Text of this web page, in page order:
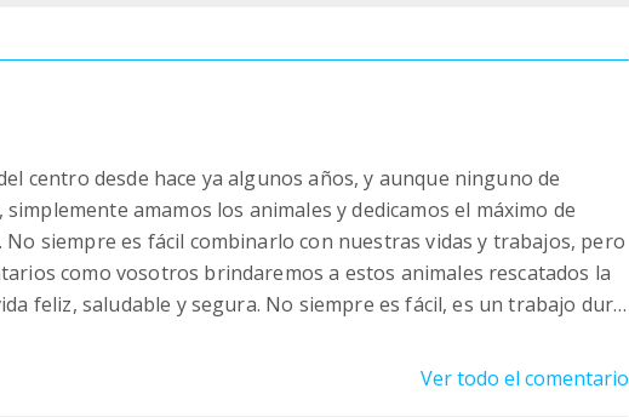
centro desde hace ya algunos años, y aunque ninguno de
amamos los animales y dedicamos el máximo de
siempre es fácil combinarlo con nuestras vidas y trabajos, pero
como vosotros brindaremos a estos animales rescatados la
feliz, saludable y segura. No siempre es fácil, es un trabajo duro
Animaros a ser voluntarios del centro¡¡ Os necesitamos¡¡
Ver todo el comentario